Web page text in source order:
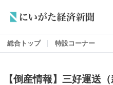
総合トップ 特設コーナー
【倒産情報】三好運送